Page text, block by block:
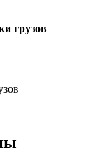
грузов